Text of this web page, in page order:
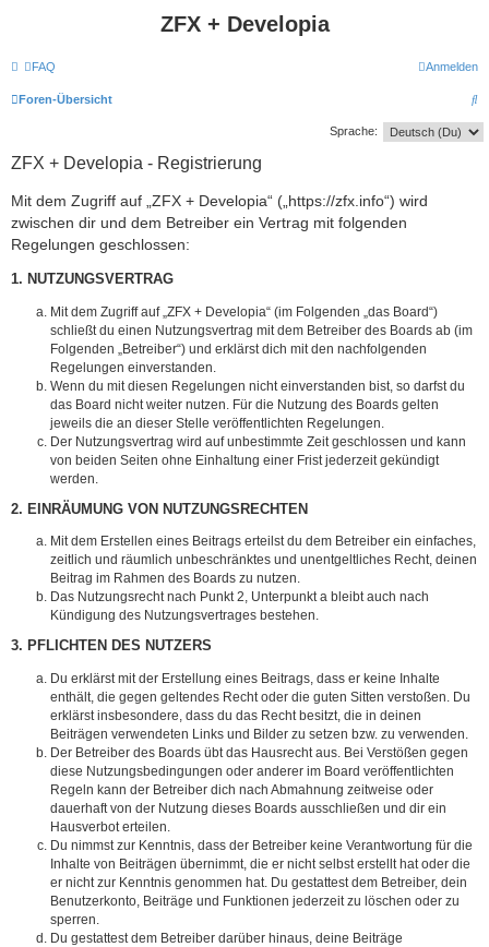
ZFX + Developia
FAQ Anmelden
Foren-Übersicht
S
u
Sprache:
ZFX + Developia - Registrierung
Mit dem Zugriff auf „ZFX + Developia“ („https://zfx.info“) wird
zwischen dir und dem Betreiber ein Vertrag mit folgenden
Regelungen geschlossen:
1. NUTZUNGSVERTRAG
Mit dem Zugriff auf „ZFX + Developia“ (im Folgenden „das Board“)
schließt du einen Nutzungsvertrag mit dem Betreiber des Boards ab (im
Folgenden „Betreiber“) und erklärst dich mit den nachfolgenden
Regelungen einverstanden.
Wenn du mit diesen Regelungen nicht einverstanden bist, so darfst du
das Board nicht weiter nutzen. Für die Nutzung des Boards gelten
jeweils die an dieser Stelle veröffentlichten Regelungen.
Der Nutzungsvertrag wird auf unbestimmte Zeit geschlossen und kann
von beiden Seiten ohne Einhaltung einer Frist jederzeit gekündigt
werden.
2. EINRÄUMUNG VON NUTZUNGSRECHTEN
Mit dem Erstellen eines Beitrags erteilst du dem Betreiber ein einfaches,
zeitlich und räumlich unbeschränktes und unentgeltliches Recht, deinen
Beitrag im Rahmen des Boards zu nutzen.
Das Nutzungsrecht nach Punkt 2, Unterpunkt a bleibt auch nach
Kündigung des Nutzungsvertrages bestehen.
3. PFLICHTEN DES NUTZERS
Du erklärst mit der Erstellung eines Beitrags, dass er keine Inhalte
enthält, die gegen geltendes Recht oder die guten Sitten verstoßen. Du
erklärst insbesondere, dass du das Recht besitzt, die in deinen
Beiträgen verwendeten Links und Bilder zu setzen bzw. zu verwenden.
Der Betreiber des Boards übt das Hausrecht aus. Bei Verstößen gegen
diese Nutzungsbedingungen oder anderer im Board veröffentlichten
Regeln kann der Betreiber dich nach Abmahnung zeitweise oder
dauerhaft von der Nutzung dieses Boards ausschließen und dir ein
Hausverbot erteilen.
Du nimmst zur Kenntnis, dass der Betreiber keine Verantwortung für die
Inhalte von Beiträgen übernimmt, die er nicht selbst erstellt hat oder die
er nicht zur Kenntnis genommen hat. Du gestattest dem Betreiber, dein
Benutzerkonto, Beiträge und Funktionen jederzeit zu löschen oder zu
sperren.
Du gestattest dem Betreiber darüber hinaus, deine Beiträge